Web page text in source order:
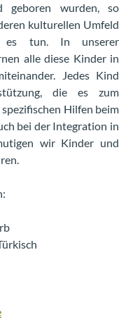
geboren wurden, so
kulturellen Umfeld
es tun. In unserer
alle diese Kinder in
Jedes Kind
die es zum
Hilfen beim
bei der Integration in
wir Kinder und